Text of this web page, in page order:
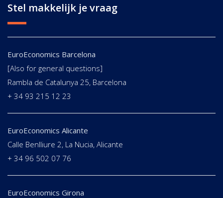
Stel makkelijk je vraag
EuroEconomics Barcelona
[Also for general questions]
Rambla de Catalunya 25, Barcelona
+ 34 93 215 12 23
EuroEconomics Alicante
Calle Benlliure 2, La Nucia, Alicante
+ 34 96 502 07 76
EuroEconomics Girona